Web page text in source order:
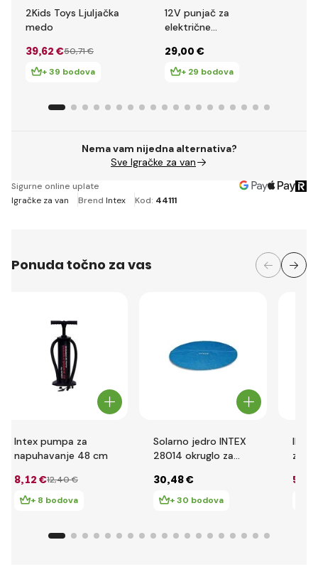
2Kids Toys Ljuljačka
medo
39,62 €50,71 €
+ 39 bodova
12V punjač za
električne
29,00 €
+ 29 bodova
Nema vam nijedna alternativa?
Sve Igračke za van
Sigurne online uplate
Igračke za van
Brend Intex Kod: 44111
Ponuda točno za vas
Intex pumpa za
napuhavanje 48 cm
8,12 €12,40 €
+ 8 bodova
Solarno jedro INTEX
28014 okruglo za
cm
30,48 €
+ 30 bodova
za
5